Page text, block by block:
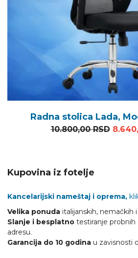
Radna stolica Lada,
10.800,00RSD
Kupovina iz fotelje
Kancelarijski nameštaj i oprema,
Velika ponuda italijanskih, nemačkih
Slanje i besplatno testiranje probnih
adresu.
Garancija do 10 godina u zavisnosti